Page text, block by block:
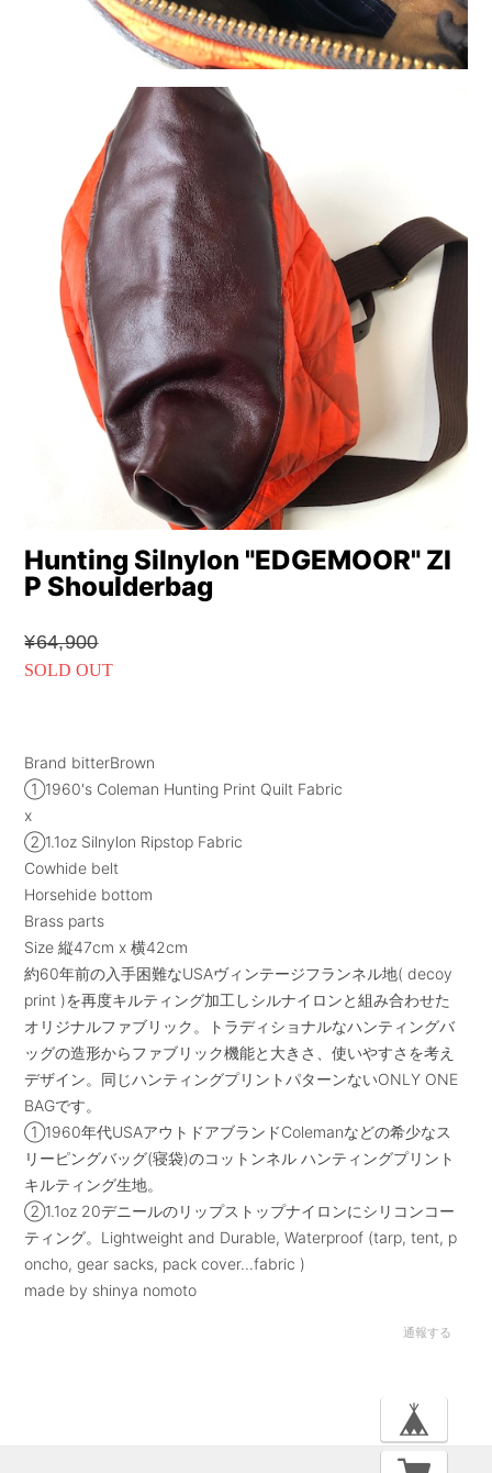
Hunting Silnylon "EDGEMOOR" ZI
P Shoulderbag
¥64,900
SOLD OUT
Brand bitterBrown
①1960's Coleman Hunting Print Quilt Fabric
x
②1.1oz Silnylon Ripstop Fabric
Cowhide belt
Horsehide bottom
Brass parts
Size 縦47cm x 横42cm
約60年前の入手困難なUSAヴィンテージフランネル地( decoy
print )を再度キルティング加工しシルナイロンと組み合わせた
オリジナルファブリック。トラディショナルなハンティングバ
ッグの造形からファブリック機能と大きさ、使いやすさを考え
デザイン。同じハンティングプリントパターンないONLY ONE
BAGです。
①1960年代USAアウトドアブランドColemanなどの希少なス
リーピングバッグ(寝袋)のコットンネル ハンティングプリント
キルティング生地。
②1.1oz 20デニールのリップストップナイロンにシリコンコー
ティング。Lightweight and Durable, Waterproof (tarp, tent, p
oncho, gear sacks, pack cover...fabric )
made by shinya nomoto
通報する